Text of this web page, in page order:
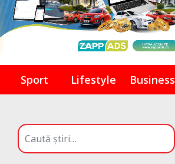
Sport Lifestyle Business